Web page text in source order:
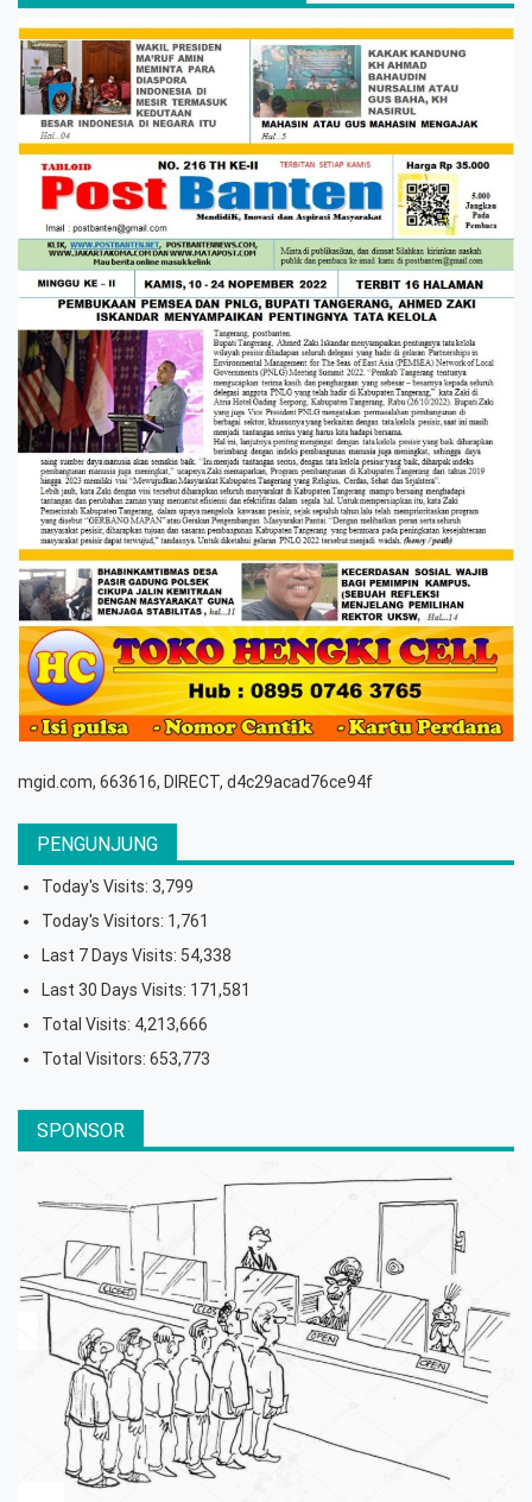
mgid.com, 663616, DIRECT, d4c29acad76ce94f
PENGUNJUNG
Today's Visits: 3,799
Today's Visitors: 1,761
Last 7 Days Visits: 54,338
Last 30 Days Visits: 171,581
Total Visits: 4,213,666
Total Visitors: 653,773
SPONSOR